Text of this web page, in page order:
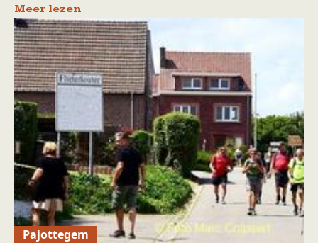
Meer lezen
Pajottegem